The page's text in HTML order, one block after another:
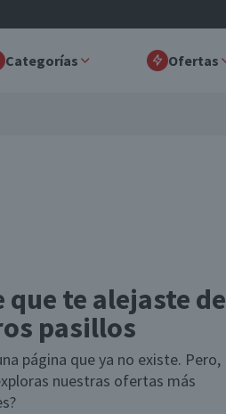
Categorías Ofertas
que te alejaste de
pasillos
página que ya no existe. Pero,
nuestras ofertas más